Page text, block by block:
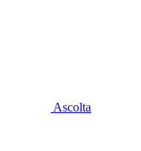
Ascolta